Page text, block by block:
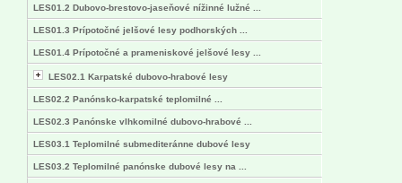
LES01.2 Dubovo-brestovo-jaseňové nížinné lužné ...
LES01.3 Prípotočné jelšové lesy podhorských ...
LES01.4 Prípotočné a prameniskové jelšové lesy ...
LES02.1 Karpatské dubovo-hrabové lesy
LES02.2 Panónsko-karpatské teplomilné ...
LES02.3 Panónske vlhkomilné dubovo-hrabové ...
LES03.1 Teplomilné submediteránne dubové lesy
LES03.2 Teplomilné panónske dubové lesy na ...